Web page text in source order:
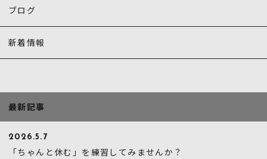
ブログ
新着情報
最新記事
2026.5.7
「ちゃんと休む」を練習してみませんか？